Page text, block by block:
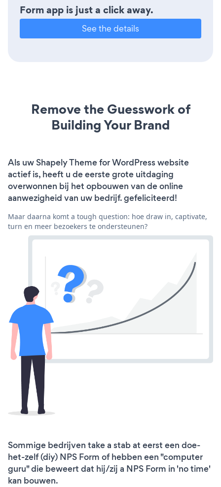
Form app is just a click away.
See the details
Remove the Guesswork of
Building Your Brand
Als uw Shapely Theme for WordPress website
actief is, heeft u de eerste grote uitdaging
overwonnen bij het opbouwen van de online
aanwezigheid van uw bedrijf. gefeliciteerd!
Maar daarna komt a tough question: hoe draw in, captivate,
turn en meer bezoekers te ondersteunen?
Sommige bedrijven take a stab at eerst een doe-
het-zelf (diy) NPS Form of hebben een "computer
guru" die beweert dat hij/zij a NPS Form in 'no time'
kan bouwen.